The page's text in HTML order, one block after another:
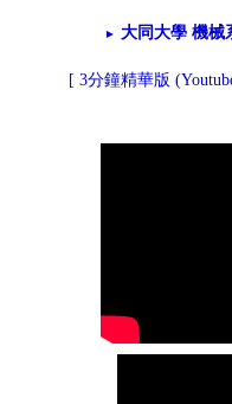
► 大同大學 機
[ 3分鐘精華版